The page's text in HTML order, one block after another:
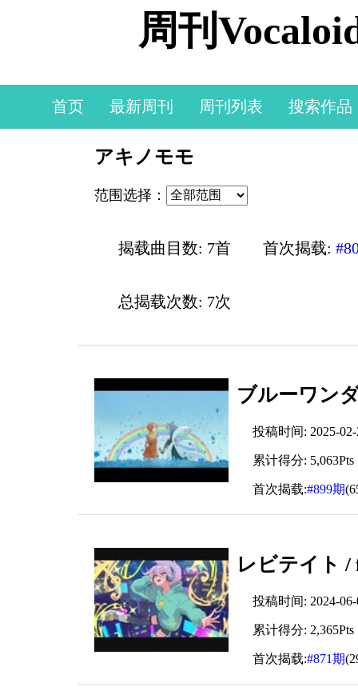
周刊
首页 最新周刊 周刊列表 搜索作品
アキノモモ
范围选择：
揭载曲目数: 7首 首次揭载:
总揭载次数: 7次
ブルーワン
投稿时间: 2025-02-
累计得分: 5,063Pts
首次揭载:#899期
レビテイト /
投稿时间: 2024-06-
累计得分: 2,365Pts
首次揭载:#871期